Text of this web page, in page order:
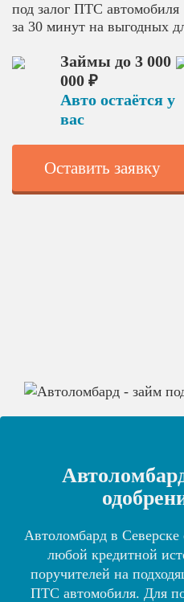
под залог ПТС автомобиля
за 30 минут на выгодных
Займы до 3 000
000 ₽
Авто остаётся у
вас
Оставить заявку
Автоломбард в Северске
любой кредитной
поручителей на
ПТС автомобиля. Для